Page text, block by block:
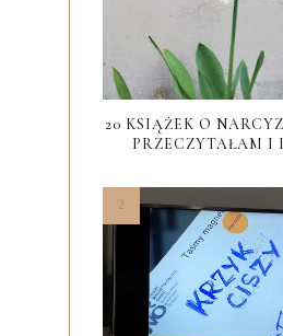
20 KSIĄŻEK O
PRZECZYTAŁAM I